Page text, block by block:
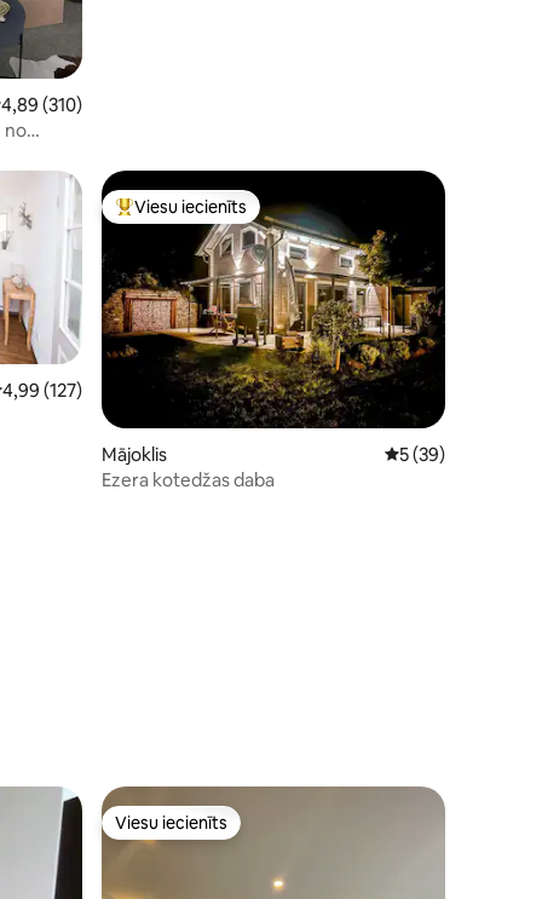
vērtējums: 4,89 no 5, atsauksmju skaits: 310
4,89 (310)
no
41
vērtējums: 4,99 no 5, atsauksmju skaits: 127
4,99 (127)
Populārs viesu iecienīts mājoklis
Viesu iecienīts
Mājoklis Vidējais
5 (39)
Ezera kotedžas daba
Viesu iecienīts
Viesu iecienīts